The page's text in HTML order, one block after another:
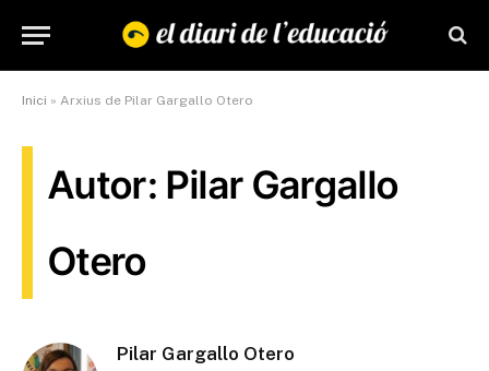
Inici » Arxius de Pilar Gargallo Otero
Autor: Pilar Gargallo
Otero
Pilar Gargallo Otero